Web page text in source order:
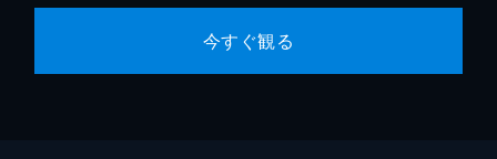
今すぐ観る